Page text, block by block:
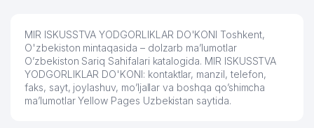
MIR ISKUSSTVA YODGORLIKLAR DO'KONI Toshkent,
O'zbekiston mintaqasida – dolzarb ma’lumotlar
O’zbekiston Sariq Sahifalari katalogida. MIR ISKUSSTVA
YODGORLIKLAR DO'KONI: kontaktlar, manzil, telefon,
faks, sayt, joylashuv, mo’ljallar va boshqa qo’shimcha
ma’lumotlar Yellow Pages Uzbekistan saytida.